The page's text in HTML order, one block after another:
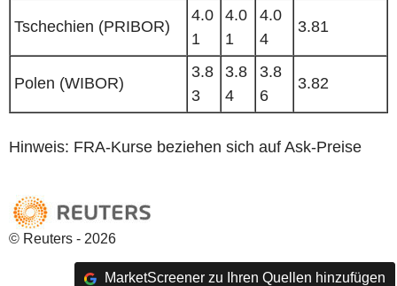
Tschechien (PRIBOR)
4.0
1
4.0
1
4.0
4
3.81
Polen (WIBOR)
3.8
3
3.8
4
3.8
6
3.82
Hinweis: FRA-Kurse beziehen sich auf Ask-Preise
© Reuters - 2026
MarketScreener zu Ihren Quellen hinzufügen